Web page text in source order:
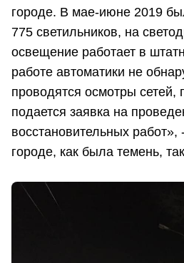
городе. В мае-июне 2019
775 светильников, на
освещение работает в
работе автоматики не
проводятся осмотры сетей,
подается заявка на
восстановительных работ»,
городе, как была темень,